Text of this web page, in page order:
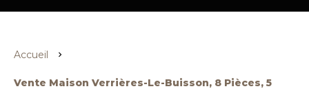
Accueil
Vente Maison Verrières-Le-Buisson, 8 Pièces, 5